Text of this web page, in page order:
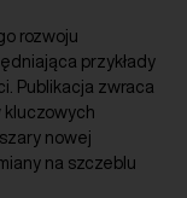
rozwoju
przykłady
Publikacja zwraca
kluczowych
nowej
na szczeblu